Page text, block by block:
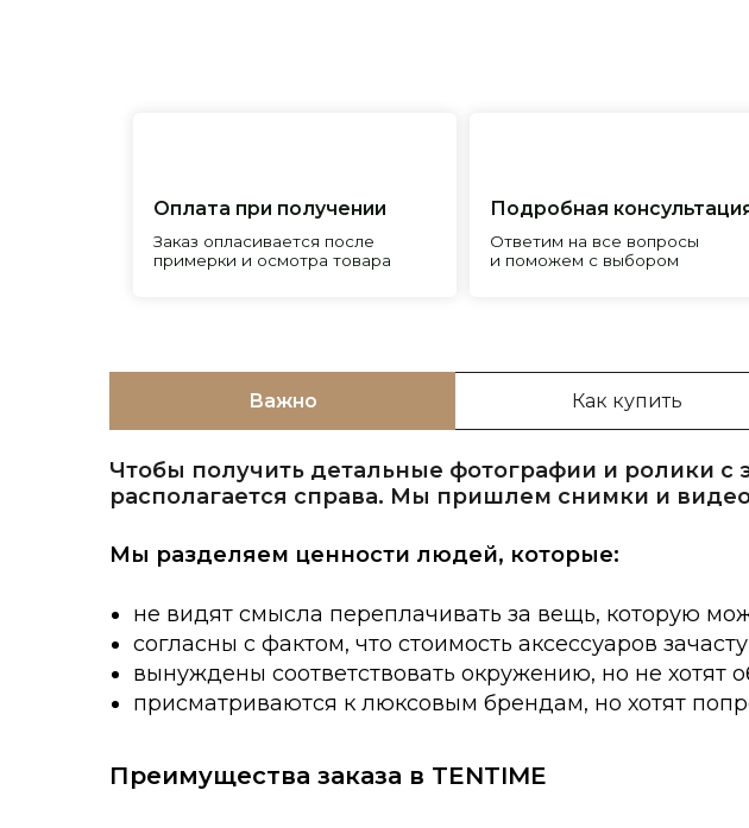
Важно Как купить
Чтобы получить детальные фотографии и ролики
располагается справа. Мы пришлем снимки и
Мы разделяем ценности людей, которые:
не видят смысла переплачивать за вещь, которую
согласны с фактом, что стоимость аксессуаров
вынуждены соответствовать окружению, но не хотят
присматриваются к люксовым брендам, но хотят
Преимущества заказа в TENTIME